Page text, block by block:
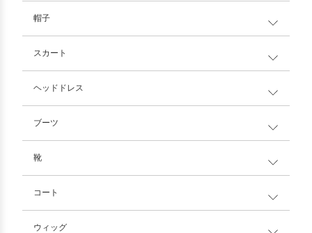
帽子
スカート
ヘッドドレス
ブーツ
靴
コート
ウィッグ